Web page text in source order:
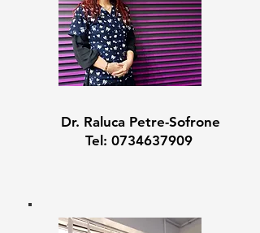
Dr. Raluca Petre-Sofrone
Tel: 0734637909